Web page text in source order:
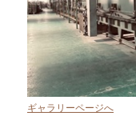
ギャラリーページへ